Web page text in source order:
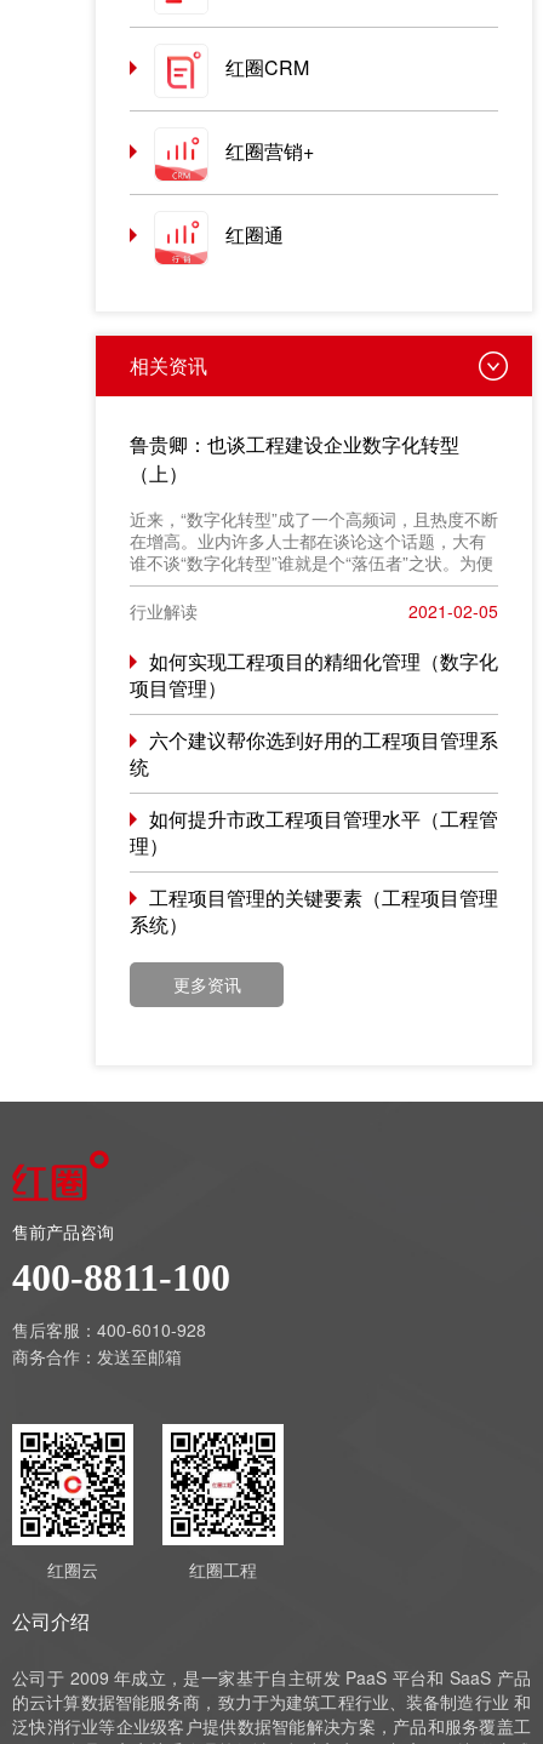
红圈CRM
红圈营销+
红圈通
相关资讯
鲁贵卿：也谈工程建设企业数字化转型
（上）
近来，“数字化转型”成了一个高频词，且热度不断
在增高。业内许多人士都在谈论这个话题，大有
谁不谈“数字化转型”谁就是个“落伍者”之状。为便
于在相同语境下讨论问题，今天我也凑个热闹，
以“数字化转型”为题，谈一点粗浅认识，就教于同
行。
行业解读 2021-02-05
如何实现工程项目的精细化管理（数字化
项目管理）
六个建议帮你选到好用的工程项目管理系
统
如何提升市政工程项目管理水平（工程管
理）
工程项目管理的关键要素（工程项目管理
系统）
更多资讯
售前产品咨询
400-8811-100
售后客服：400-6010-928
商务合作： 发送至邮箱
红圈云 红圈工程
公司介绍
公司于 2009 年成立，是一家基于自主研发 PaaS 平台和 SaaS 产品
的云计算数据智能服务商，致力于为建筑工程行业、装备制造行业 和
泛快消行业等企业级客户提供数据智能解决方案，产品和服务覆盖工